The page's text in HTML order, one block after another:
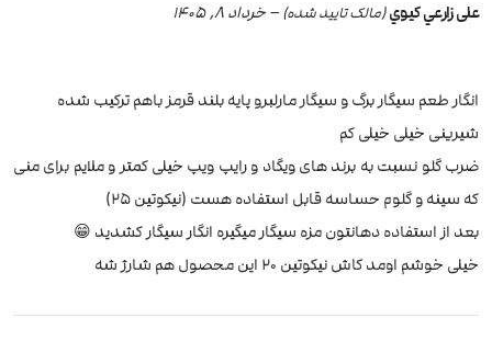
علی زارعي کيوي(مالک تایید شده) –خرداد 8, 1405
انگار طعم سیگار برگ و سیگار مارلبرو پایه بلند قرمز باهم ترکیب شده
شیرینی خیلی خیلی کم
ضرب گلو نسبت به برند های ویگاد و رایپ ویپ خیلی کمتر و ملایم برای منی
که سینه و گلوم حساسه قابل استفاده هست (نیکوتین ۲۵)
بعد از استفاده دهانتون مزه سیگار میگیره انگار سیگار کشدید 😁
خیلی خوشم اومد کاش نیکوتین ۲۰ این محصول هم شارژ شه